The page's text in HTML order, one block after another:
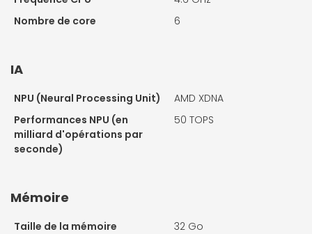
Nombre de core
6
IA
NPU (Neural Processing Unit)
AMD XDNA
Performances NPU (en
milliard d'opérations par
seconde)
50 TOPS
Mémoire
Taille de la mémoire
32 Go